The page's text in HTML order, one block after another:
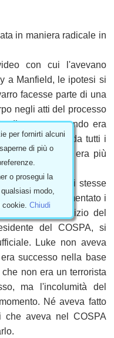
in maniera radicale in
con cui l'avevano
a Manfield, le ipotesi si
facesse parte di una
negli atti del processo
di sapone quando era
sollevato da tutti i
perché non era più
alla quale lui stesse
aveva fomentato i
all'inizio del
del COSPA, si
Luke non aveva
successo nella base
non era un terrorista
ma l'incolumità del
Né aveva fatto
aveva nel COSPA
per fornirti alcuni
di più o
o prosegui la
modo,
Chiudi